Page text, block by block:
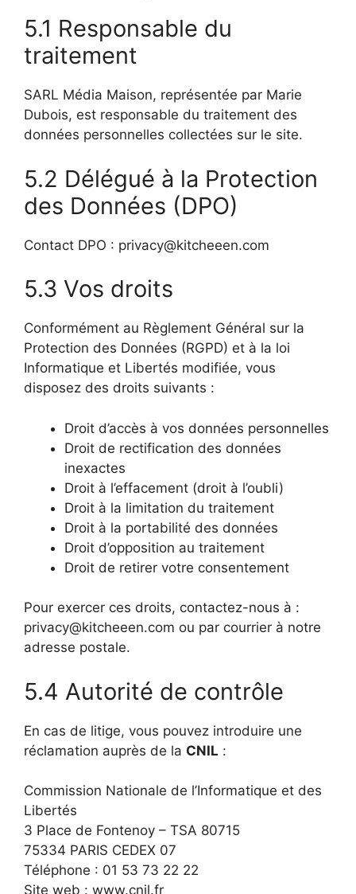
5.1 Responsable du
traitement
SARL Média Maison, représentée par Marie
Dubois, est responsable du traitement des
données personnelles collectées sur le site.
5.2 Délégué à la Protection
des Données (DPO)
Contact DPO : privacy@kitcheeen.com
5.3 Vos droits
Conformément au Règlement Général sur la
Protection des Données (RGPD) et à la loi
Informatique et Libertés modifiée, vous
disposez des droits suivants :
Droit d’accès à vos données personnelles
Droit de rectification des données
inexactes
Droit à l’effacement (droit à l’oubli)
Droit à la limitation du traitement
Droit à la portabilité des données
Droit d’opposition au traitement
Droit de retirer votre consentement
Pour exercer ces droits, contactez-nous à :
privacy@kitcheeen.com ou par courrier à notre
adresse postale.
5.4 Autorité de contrôle
En cas de litige, vous pouvez introduire une
réclamation auprès de la CNIL :
Commission Nationale de l’Informatique et des
Libertés
3 Place de Fontenoy – TSA 80715
75334 PARIS CEDEX 07
Téléphone : 01 53 73 22 22
Site web : www.cnil.fr